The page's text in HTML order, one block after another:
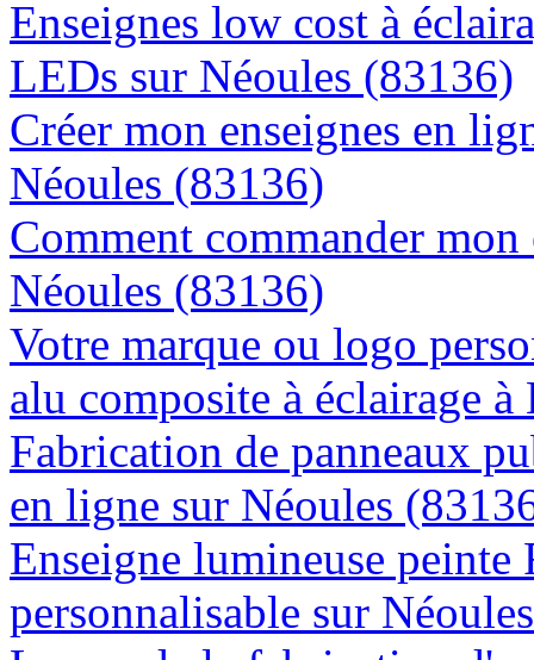
Enseignes low cost à
LEDs sur Néoules (83136)
Créer mon enseignes en
Néoules (83136)
Comment commander
Néoules (83136)
Votre marque ou logo
alu composite à éclairage
Fabrication de panneaux
en ligne sur Néoules
Enseigne lumineuse
personnalisable sur